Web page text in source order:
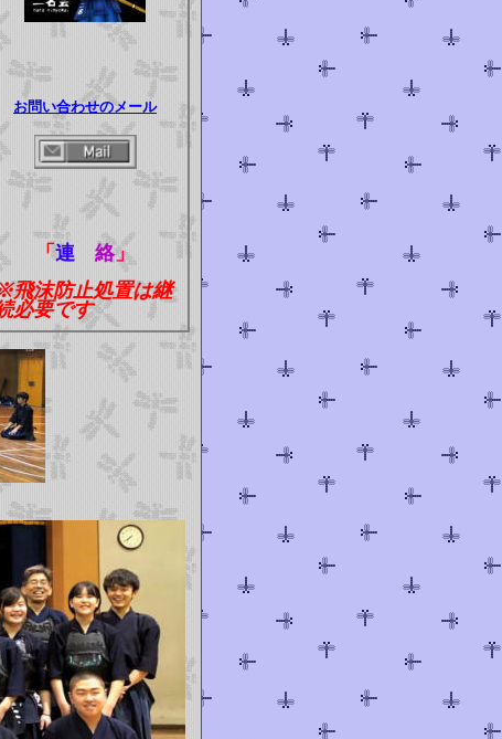
お問い合わせのメール
「 連 絡」
飛沫防止処置は継
必要です